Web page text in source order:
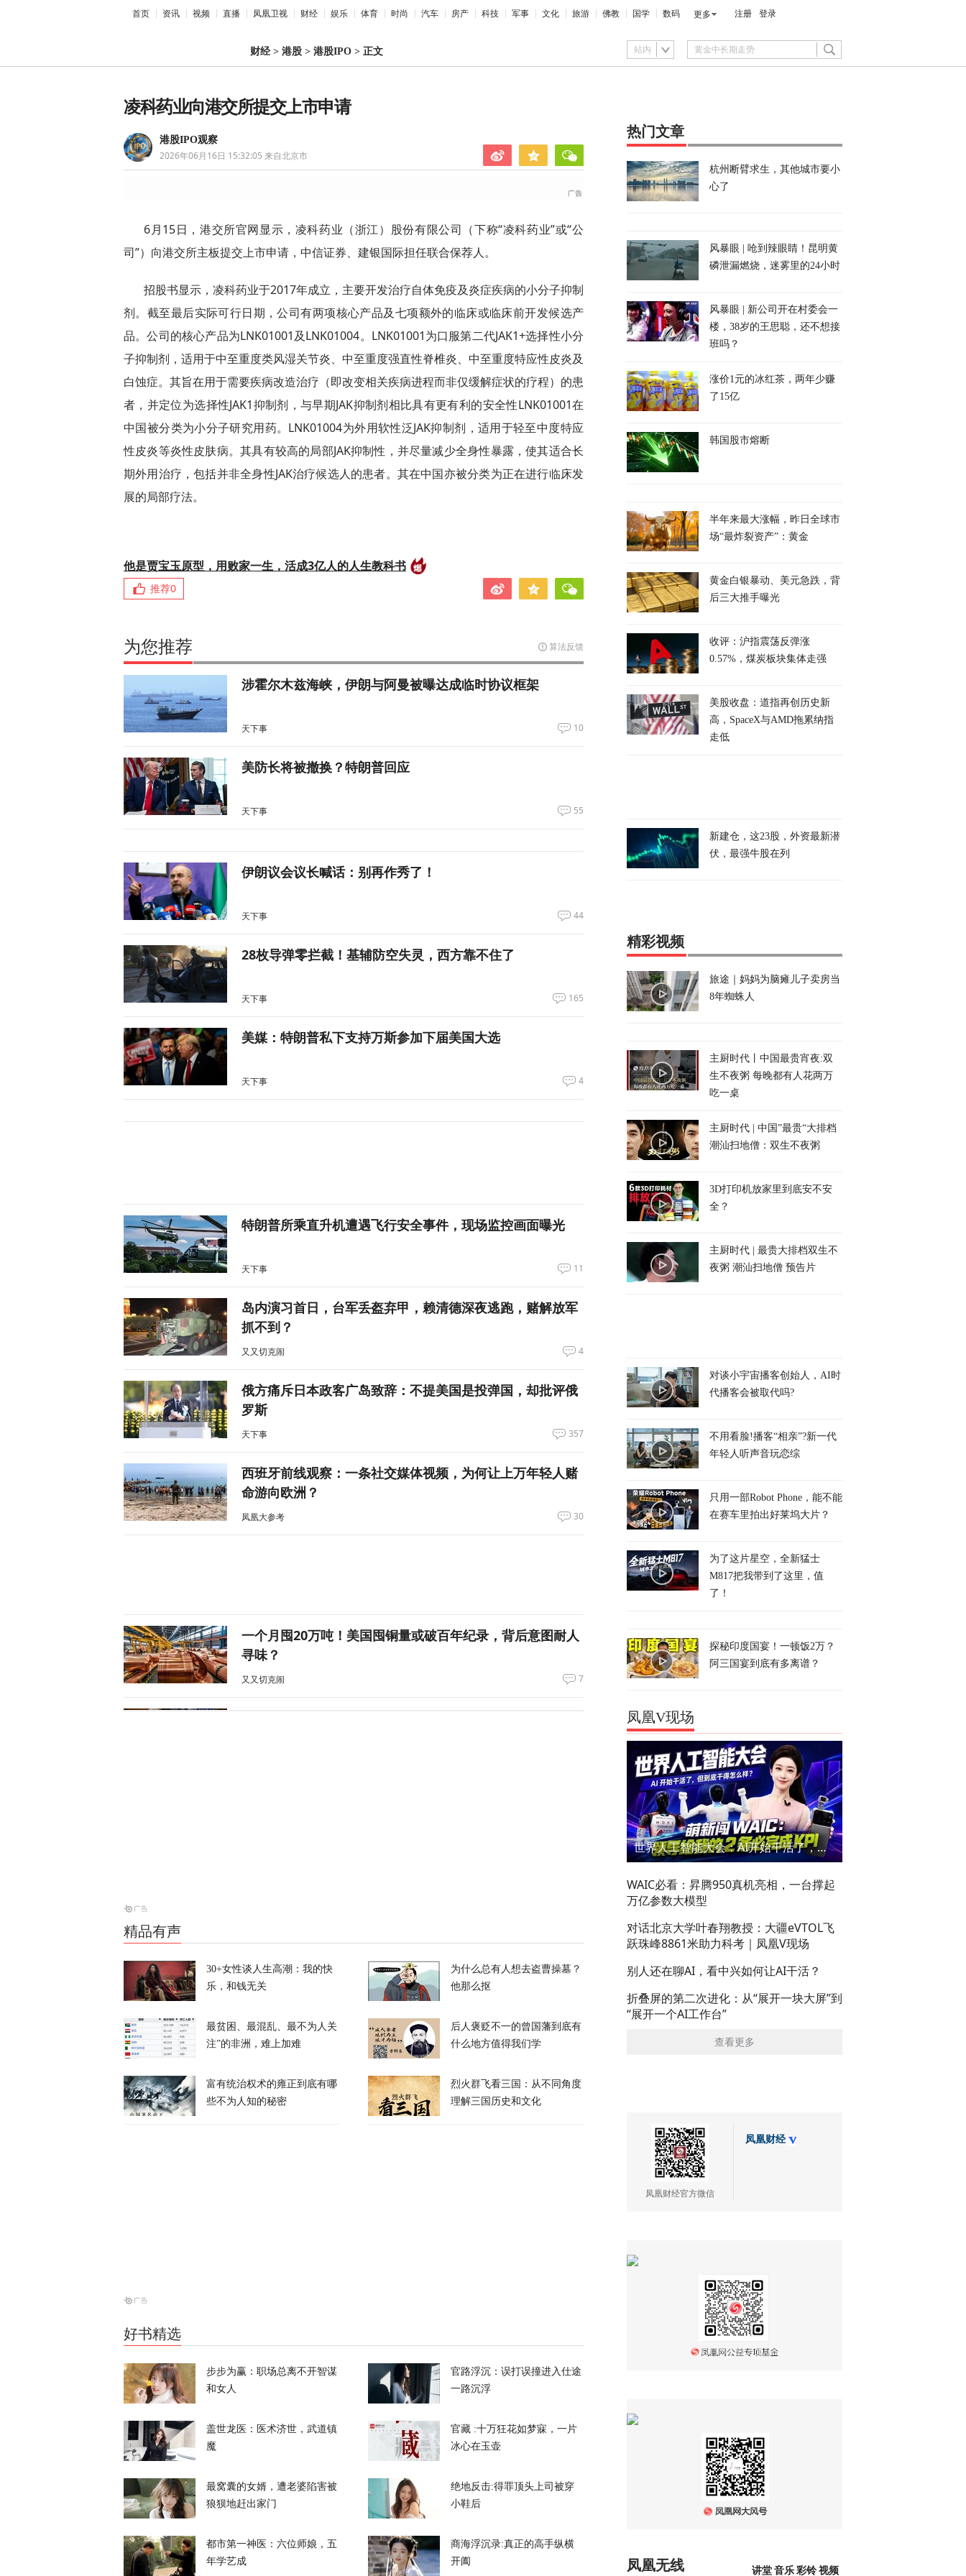
首页 资讯 视频 直播 凤凰卫视 财经 娱乐 体育 时尚 汽车 房产 科技 军事 文化 旅游 佛教 国学 数码 更多 注册 登录
财经> 港股 > 港股IPO > 正文 站内
凌科药业向港交所提交上市申请
港股IPO观察
2026年06月16日 15:32:05 来自北京市
6月15日，港交所官网显示，凌科药业（浙江）股份有限公司（下称“凌科药业”或“公
司”）向港交所主板提交上市申请，中信证券、建银国际担任联合保荐人。
招股书显示，凌科药业于2017年成立，主要开发治疗自体免疫及炎症疾病的小分子抑制
剂。截至最后实际可行日期，公司有两项核心产品及七项额外的临床或临床前开发候选产
品。公司的核心产品为LNK01001及LNK01004。LNK01001为口服第二代JAK1+选择性小分
子抑制剂，适用于中至重度类风湿关节炎、中至重度强直性脊椎炎、中至重度特应性皮炎及
白蚀症。其旨在用于需要疾病改造治疗（即改变相关疾病进程而非仅缓解症状的疗程）的患
者，并定位为选择性JAK1抑制剂，与早期JAK抑制剂相比具有更有利的安全性LNK01001在
中国被分类为小分子研究用药。LNK01004为外用软性泛JAK抑制剂，适用于轻至中度特应
性皮炎等炎性皮肤病。其具有较高的局部JAK抑制性，并尽量减少全身性暴露，使其适合长
期外用治疗，包括并非全身性JAK治疗候选人的患者。其在中国亦被分类为正在进行临床发
展的局部疗法。
他是贾宝玉原型，用败家一生，活成3亿人的人生教科书
推荐0
为您推荐 算法反馈
涉霍尔木兹海峡，伊朗与阿曼被曝达成临时协议框架
天下事 10
美防长将被撤换？特朗普回应
天下事 55
伊朗议会议长喊话：别再作秀了！
天下事 44
28枚导弹零拦截！基辅防空失灵，西方靠不住了
天下事 165
美媒：特朗普私下支持万斯参加下届美国大选
天下事 4
特朗普所乘直升机遭遇飞行安全事件，现场监控画面曝光
天下事 11
岛内演习首日，台军丢盔弃甲，赖清德深夜逃跑，赌解放军
抓不到？
又又切克闹 4
俄方痛斥日本政客广岛致辞：不提美国是投弹国，却批评俄
罗斯
天下事 357
西班牙前线观察：一条社交媒体视频，为何让上万年轻人赌
命游向欧洲？
凤凰大参考 30
一个月囤20万吨！美国囤铜量或破百年纪录，背后意图耐人
寻味？
又又切克闹 7
炸河床、停核电、运费暴涨……百年一遇大旱席卷欧洲重创
天下事 60
消息人士：对霍尔木兹海峡的控制权，伊朗获得最大让步
天下事
昨晚一枚导弹都没拦住，泽连斯基指责盟友间接导致重大伤
亡
精品有声
30+女性谈人生高潮：我的快
乐，和钱无关
为什么总有人想去盗曹操墓？
他那么抠
最贫困、最混乱、最不为人关
注”的非洲，难上加难
后人褒贬不一的曾国藩到底有
什么地方值得我们学
富有统治权术的雍正到底有哪
些不为人知的秘密
烈火群飞看三国：从不同角度
理解三国历史和文化
好书精选
步步为赢：职场总离不开智谋
和女人
官路浮沉：误打误撞进入仕途
一路沉浮
盖世龙医：医术济世，武道镇
魔
官藏 :十万狂花如梦寐，一片
冰心在玉壶
最窝囊的女婿，遭老婆陷害被
狼狈地赶出家门
绝地反击:得罪顶头上司被穿
小鞋后
都市第一神医：六位师娘，五
年学艺成
商海浮沉录:真正的高手纵横
开阖
热门文章
杭州断臂求生，其他城市要小
心了
风暴眼 | 呛到辣眼睛！昆明黄
磷泄漏燃烧，迷雾里的24小时
风暴眼 | 新公司开在村委会一
楼，38岁的王思聪，还不想接
班吗？
涨价1元的冰红茶，两年少赚
了15亿
韩国股市熔断
半年来最大涨幅，昨日全球市
场“最炸裂资产”：黄金
黄金白银暴动、美元急跌，背
后三大推手曝光
收评：沪指震荡反弹涨
0.57%，煤炭板块集体走强
美股收盘：道指再创历史新
高，SpaceX与AMD拖累纳指
走低
新建仓，这23股，外资最新潜
伏，最强牛股在列
精彩视频
旅途｜妈妈为脑瘫儿子卖房当
8年蜘蛛人
主厨时代丨中国最贵宵夜:双
生不夜粥 每晚都有人花两万
吃一桌
主厨时代 | 中国”最贵“大排档
潮汕扫地僧：双生不夜粥
3D打印机放家里到底安不安
全？
主厨时代 | 最贵大排档双生不
夜粥 潮汕扫地僧 预告片
对谈小宇宙播客创始人，AI时
代播客会被取代吗?
不用看脸!播客“相亲”?新一代
年轻人听声音玩恋综
只用一部Robot Phone，能不能
在赛车里拍出好莱坞大片？
为了这片星空，全新猛士
M817把我带到了这里，值
了！
探秘印度国宴！一顿饭2万？
阿三国宴到底有多离谱？
凤凰V现场
世界人工智能大会：AI开始干活了，但到底干的怎么样？萌新闯WAIC
WAIC必看：昇腾950真机亮相，一台撑起
万亿参数大模型
对话北京大学叶春翔教授：大疆eVTOL飞
跃珠峰8861米助力科考｜凤凰V现场
别人还在聊AI，看中兴如何让AI干活？
折叠屏的第二次进化：从“展开一块大屏”到
“展开一个AI工作台”
查看更多
凤凰财经官方微信
凤凰财经
讲堂 音乐 彩铃 视频
凤凰无线